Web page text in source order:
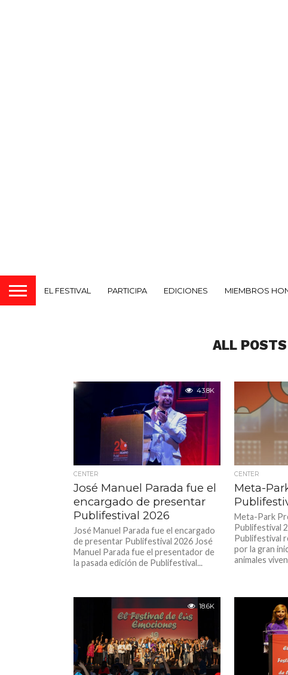
EL FESTIVAL PARTICIPA EDICIONES MIEMBROS
ALL
43.8K
CENTER
José Manuel Parada fue el
encargado de presentar
Publifestival 2026
José Manuel Parada fue el encargado
de presentar Publifestival 2026 José
Manuel Parada fue el presentador de
la pasada edición de Publifestival...
CENTER
Meta-
Meta-Park
Publifestival
Publifestival
por la gran
animales
18.6K